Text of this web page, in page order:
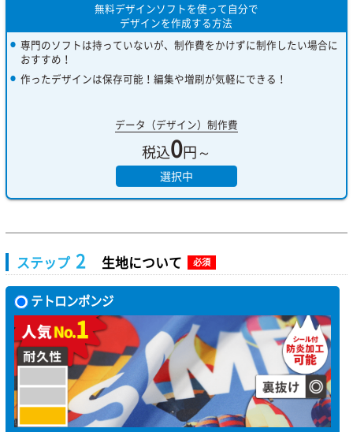
無料デザインソフトを使って自分で
デザインを作成する方法
専門のソフトは持っていないが、制作費をかけずに制作したい場合に
おすすめ！
作ったデザインは保存可能！編集や増刷が気軽にできる！
データ（デザイン）制作費
税込0円～
選択中
ステップ 2 生地について 必須
テトロンポンジ